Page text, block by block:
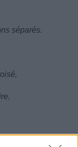
séparés.